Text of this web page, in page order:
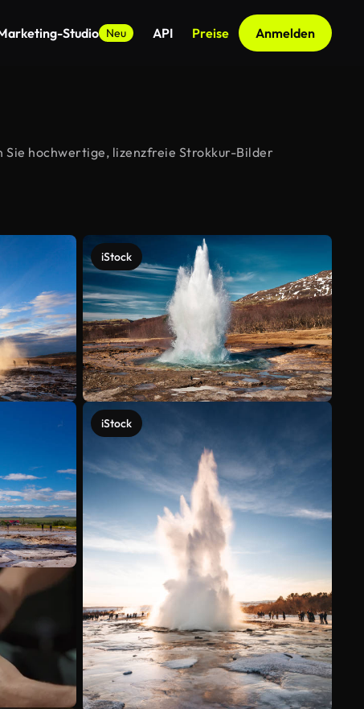
Studio Neu API Preise Anmelden
Sie hochwertige, lizenzfreie Strokkur-Bilder
iStock
iStock